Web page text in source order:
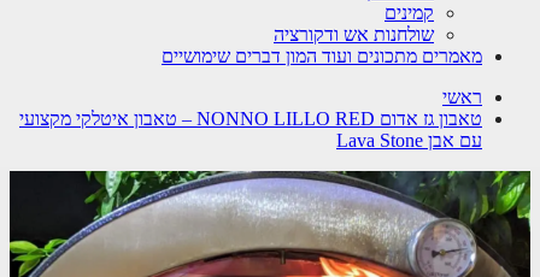
קמינים
שולחנות אש ודקורציה
מאמרים מתכונים ועוד המון דברים שימושיים
ראשי
טאבון גז אדום NONNO LILLO RED – טאבון איטלקי מקצועי
עם אבן Lava Stone